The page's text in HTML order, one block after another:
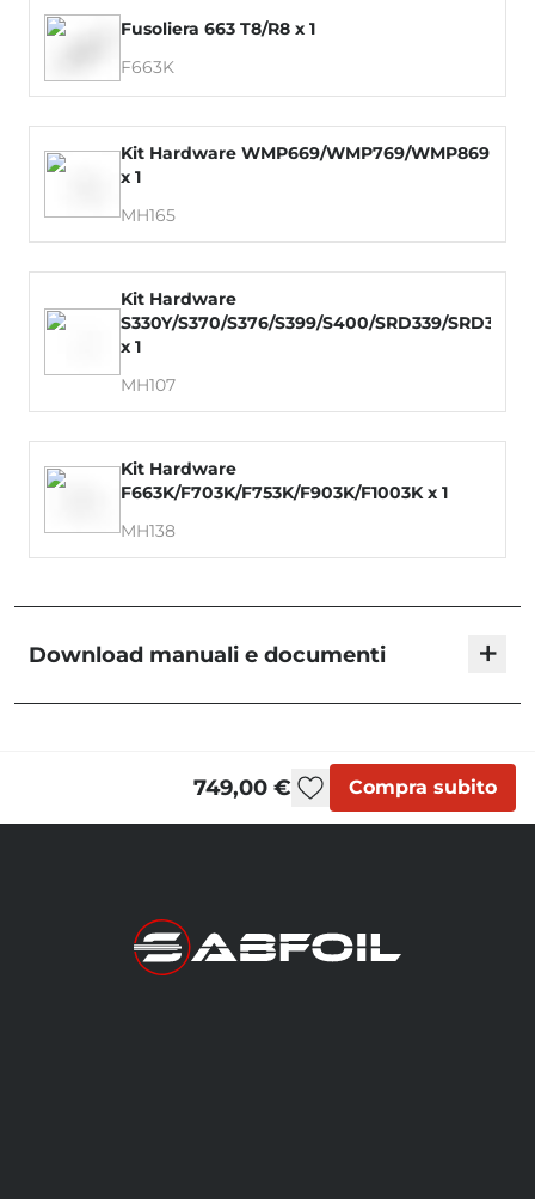
Fusoliera 663 T8/R8 x 1
F663K
Kit Hardware WMP669/WMP769/WMP869
x 1
MH165
Kit Hardware
S330Y/S370/S376/S399/S400/SRD339/SRD379
x 1
MH107
Kit Hardware
F663K/F703K/F753K/F903K/F1003K x 1
MH138
Download manuali e documenti +
749,00 € Compra subito